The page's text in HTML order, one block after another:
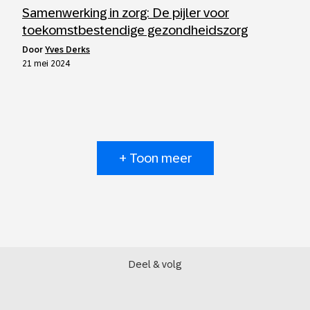
Samenwerking in zorg: De pijler voor
toekomstbestendige gezondheidszorg
door Yves Derks
21 mei 2024
+ Toon meer
Deel & volg